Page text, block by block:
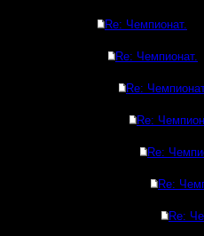
Re: Чемпионат.
Re: Чемпионат.
Re:
Re:
Re:
Re:
Re: